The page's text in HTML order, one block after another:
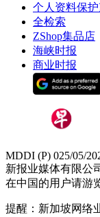
个人资料保护
全检索
ZShop集品店
海峡时报
商业时报
MDDI (P) 025/05/
新报业媒体有限公
在中国的用户请游
提醒：新加坡网络